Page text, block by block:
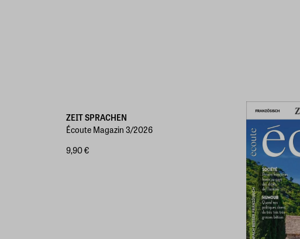
ZEIT SPRACHEN
Écoute Magazin 3/2026
9,90 €